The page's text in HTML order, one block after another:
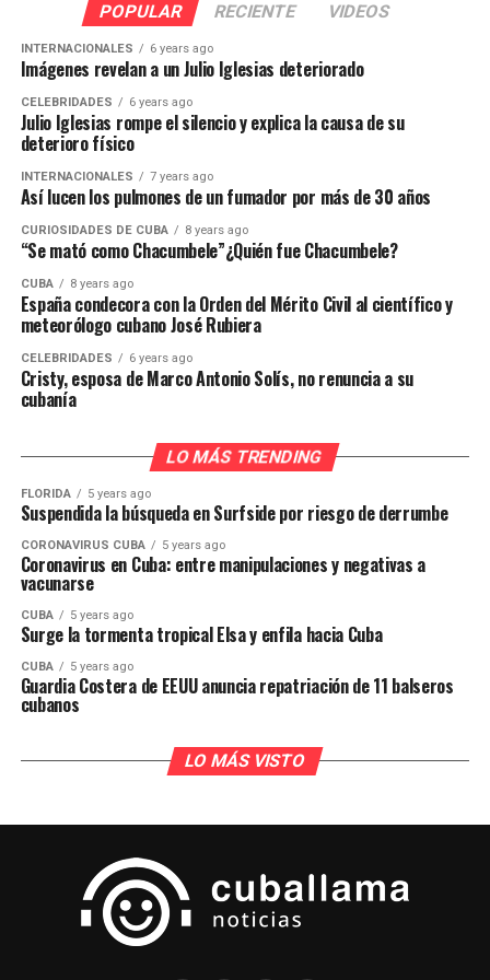
POPULAR RECIENTE VIDEOS
INTERNACIONALES 6 years ago
Imágenes revelan a un Julio Iglesias deteriorado
CELEBRIDADES 6 years ago
Julio Iglesias rompe el silencio y explica la causa de su
deterioro físico
INTERNACIONALES 7 years ago
Así lucen los pulmones de un fumador por más de 30 años
CURIOSIDADES DE CUBA 8 years ago
“Se mató como Chacumbele”¿Quién fue Chacumbele?
CUBA 8 years ago
España condecora con la Orden del Mérito Civil al científico y
meteorólogo cubano José Rubiera
CELEBRIDADES 6 years ago
Cristy, esposa de Marco Antonio Solís, no renuncia a su
cubanía
LO MÁS TRENDING
FLORIDA 5 years ago
Suspendida la búsqueda en Surfside por riesgo de derrumbe
CORONAVIRUS CUBA 5 years ago
Coronavirus en Cuba: entre manipulaciones y negativas a
vacunarse
CUBA 5 years ago
Surge la tormenta tropical Elsa y enfila hacia Cuba
CUBA 5 years ago
Guardia Costera de EEUU anuncia repatriación de 11 balseros
cubanos
LO MÁS VISTO